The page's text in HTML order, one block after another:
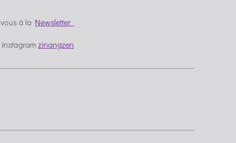
à la Newsletter
zinangzen